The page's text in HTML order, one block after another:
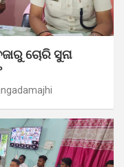
ଚୋରି ସୁନା